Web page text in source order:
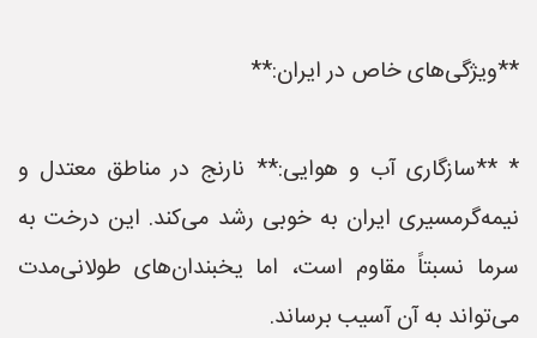
**ویژگی‌های خاص در ایران:**
* **سازگاری آب و هوایی:** نارنج در مناطق معتدل و
نیمه‌گرمسیری ایران به خوبی رشد می‌کند. این درخت به
سرما نسبتاً مقاوم است، اما یخبندان‌های طولانی‌مدت
می‌تواند به آن آسیب برساند.